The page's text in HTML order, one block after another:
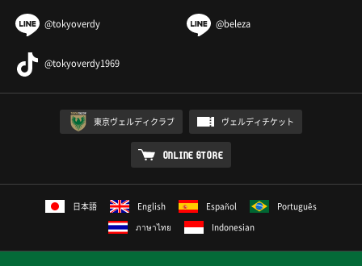
@tokyoverdy @beleza
@tokyoverdy1969
東京ヴェルディクラブ ヴェルディチケット
ONLINE STORE
日本語 English Español
Português
ภาษาไทย
Indonesian